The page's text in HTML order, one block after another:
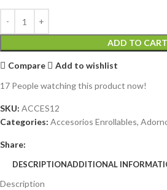
ADD TO CART
Compare
Add to wishlist
17 People watching this product now!
SKU: ACCES12
Categories: Accesorios Enrollables,
Share:
DESCRIPTIONADDITIONAL
Description